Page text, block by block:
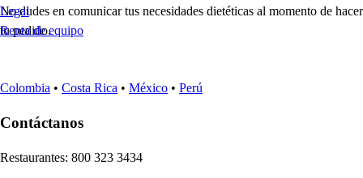
No dudes en comunicar tus necesidades dietéticas al momento de hacer
tu pedido.
Legal
Renta de equipo
Colombia • Costa Rica • México • Perú
Contáctanos
Restaurantes: 800 323 3434